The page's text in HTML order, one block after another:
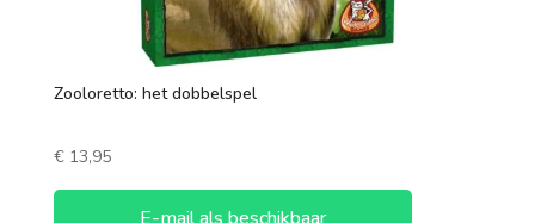
Zooloretto: het dobbelspel
€13,95